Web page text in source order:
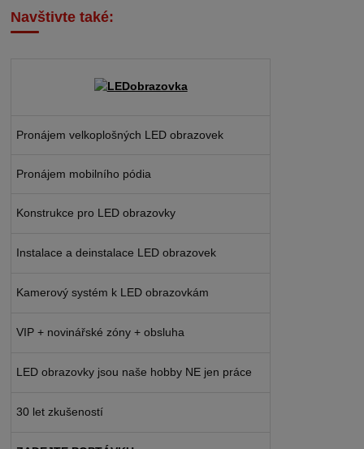
Navštivte také:
Pronájem velkoplošných LED obrazovek
Pronájem mobilního pódia
Konstrukce pro LED obrazovky
Instalace a deinstalace LED obrazovek
Kamerový systém k LED obrazovkám
VIP + novinářské zóny + obsluha
LED obrazovky jsou naše hobby NE jen práce
30 let zkušeností